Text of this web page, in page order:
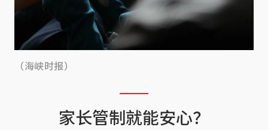
（海峡时报）
家长管制就能安心？